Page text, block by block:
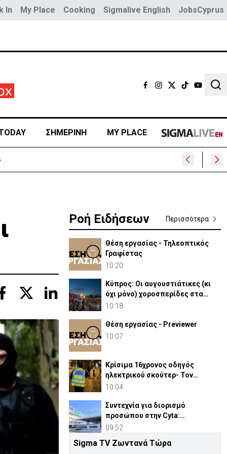
In My Place Cooking Sigmalive English JobsCyprus
ΣΗΜΕΡΙΝΗ MY PLACE
Ροή Ειδήσεων Περισσότερα
Θέση εργασίας - Τηλεοπτικός
Γραφίστας
10:20
Κύπρος: Οι αυγουστιάτικες (κι
όχι μόνο) χοροσπερίδες στα
χωριά μας
10:18
Θέση εργασίας - Previewer
10:07
Κρίσιμα 16χρονος οδηγός
ηλεκτρικού σκούτερ- Τον
παρέσυρε μεθυσμένος οδηγός
10:04
Συντεχνία για διορισμό
προσώπου στην Cyta:
«Περίπτωση σύγκρουσης
09:52
Πίσω στο ΗΒ για την κηδεία του
Sigma TV Ζωντανά Τώρα